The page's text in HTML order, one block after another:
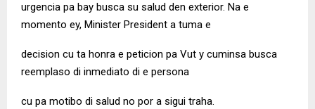
urgencia pa bay busca su salud den exterior. Na e
momento ey, Minister President a tuma e
decision cu ta honra e peticion pa Vut y cuminsa busca
reemplaso di inmediato di e persona
cu pa motibo di salud no por a sigui traha.